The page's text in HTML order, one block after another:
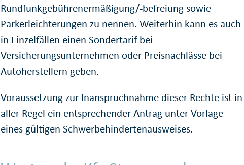
Rundfunkgebührenermäßigung/-befreiung sowie
Parkerleichterungen zu nennen. Weiterhin kann es auch
in Einzelfällen einen Sondertarif bei
Versicherungsunternehmen oder Preisnachlässe bei
Autoherstellern geben.
Voraussetzung zur Inanspruchnahme dieser Rechte ist in
aller Regel ein entsprechender Antrag unter Vorlage
eines gültigen Schwerbehindertenausweises.